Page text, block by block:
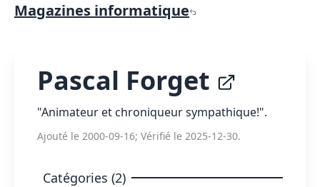
Magazines informatique
Pascal Forget
"Animateur et chroniqueur sympathique!".
Ajouté le 2000-09-16; Vérifié le 2025-12-30.
Catégories (2)